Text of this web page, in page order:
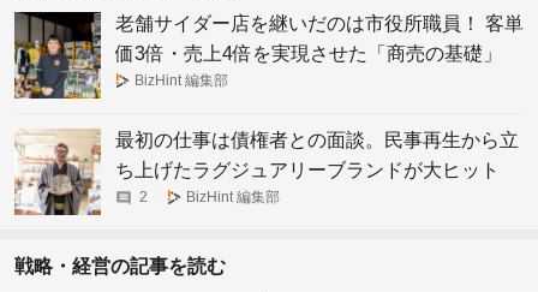
老舗サイダー店を継いだのは市役所職員！ 客単
価3倍・売上4倍を実現させた「商売の基礎」
BizHint 編集部
最初の仕事は債権者との面談。民事再生から立
ち上げたラグジュアリーブランドが大ヒット
2 BizHint 編集部
戦略・経営の記事を読む